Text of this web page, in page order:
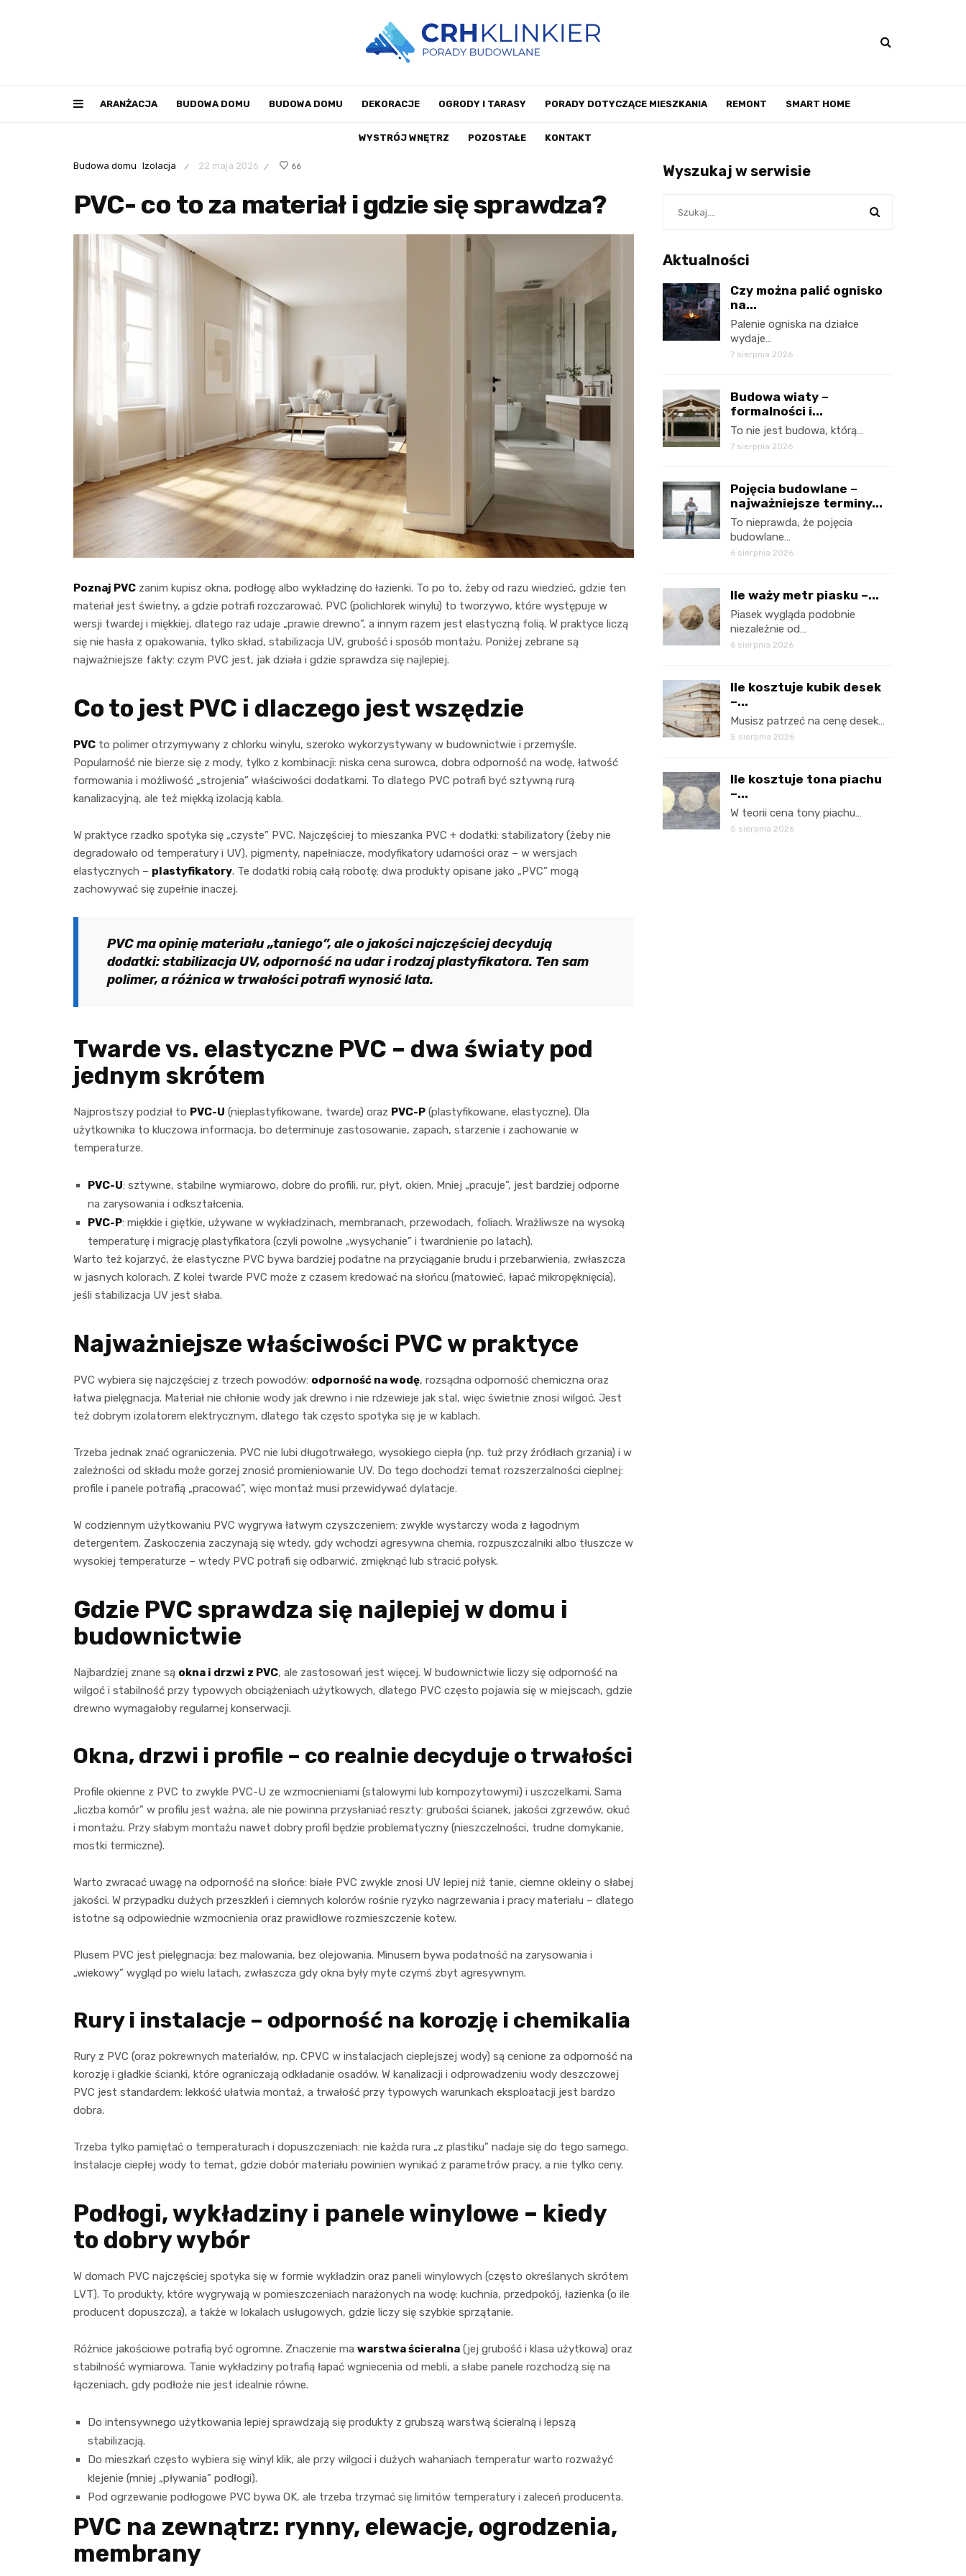
ARANŻACJA BUDOWA DOMU BUDOWA DOMU DEKORACJE OGRODY I TARASY PORADY DOTYCZĄCE MIESZKANIA REMONT SMART HOME
WYSTRÓJ WNĘTRZ POZOSTAŁE KONTAKT
Budowa domu Izolacja / 22 maja 2026 / 66
PVC- co to za materiał i gdzie się sprawdza?
Poznaj PVC zanim kupisz okna, podłogę albo wykładzinę do łazienki. To po to, żeby od razu wiedzieć, gdzie ten
materiał jest świetny, a gdzie potrafi rozczarować. PVC (polichlorek winylu) to tworzywo, które występuje w
wersji twardej i miękkiej, dlatego raz udaje „prawie drewno”, a innym razem jest elastyczną folią. W praktyce liczą
się nie hasła z opakowania, tylko skład, stabilizacja UV, grubość i sposób montażu. Poniżej zebrane są
najważniejsze fakty: czym PVC jest, jak działa i gdzie sprawdza się najlepiej.
Co to jest PVC i dlaczego jest wszędzie
PVC to polimer otrzymywany z chlorku winylu, szeroko wykorzystywany w budownictwie i przemyśle.
Popularność nie bierze się z mody, tylko z kombinacji: niska cena surowca, dobra odporność na wodę, łatwość
formowania i możliwość „strojenia” właściwości dodatkami. To dlatego PVC potrafi być sztywną rurą
kanalizacyjną, ale też miękką izolacją kabla.
W praktyce rzadko spotyka się „czyste” PVC. Najczęściej to mieszanka PVC + dodatki: stabilizatory (żeby nie
degradowało od temperatury i UV), pigmenty, napełniacze, modyfikatory udarności oraz – w wersjach
elastycznych – plastyfikatory. Te dodatki robią całą robotę: dwa produkty opisane jako „PVC” mogą
zachowywać się zupełnie inaczej.
PVC ma opinię materiału „taniego”, ale o jakości najczęściej decydują
dodatki: stabilizacja UV, odporność na udar i rodzaj plastyfikatora. Ten sam
polimer, a różnica w trwałości potrafi wynosić lata.
Twarde vs. elastyczne PVC – dwa światy pod
jednym skrótem
Najprostszy podział to PVC-U (nieplastyfikowane, twarde) oraz PVC-P (plastyfikowane, elastyczne). Dla
użytkownika to kluczowa informacja, bo determinuje zastosowanie, zapach, starzenie i zachowanie w
temperaturze.
PVC-U: sztywne, stabilne wymiarowo, dobre do profili, rur, płyt, okien. Mniej „pracuje”, jest bardziej odporne
na zarysowania i odkształcenia.
PVC-P: miękkie i giętkie, używane w wykładzinach, membranach, przewodach, foliach. Wrażliwsze na wysoką
temperaturę i migrację plastyfikatora (czyli powolne „wysychanie” i twardnienie po latach).
Warto też kojarzyć, że elastyczne PVC bywa bardziej podatne na przyciąganie brudu i przebarwienia, zwłaszcza
w jasnych kolorach. Z kolei twarde PVC może z czasem kredować na słońcu (matowieć, łapać mikropęknięcia),
jeśli stabilizacja UV jest słaba.
Najważniejsze właściwości PVC w praktyce
PVC wybiera się najczęściej z trzech powodów: odporność na wodę, rozsądna odporność chemiczna oraz
łatwa pielęgnacja. Materiał nie chłonie wody jak drewno i nie rdzewieje jak stal, więc świetnie znosi wilgoć. Jest
też dobrym izolatorem elektrycznym, dlatego tak często spotyka się je w kablach.
Trzeba jednak znać ograniczenia. PVC nie lubi długotrwałego, wysokiego ciepła (np. tuż przy źródłach grzania) i w
zależności od składu może gorzej znosić promieniowanie UV. Do tego dochodzi temat rozszerzalności cieplnej:
profile i panele potrafią „pracować”, więc montaż musi przewidywać dylatacje.
W codziennym użytkowaniu PVC wygrywa łatwym czyszczeniem: zwykle wystarczy woda z łagodnym
detergentem. Zaskoczenia zaczynają się wtedy, gdy wchodzi agresywna chemia, rozpuszczalniki albo tłuszcze w
wysokiej temperaturze – wtedy PVC potrafi się odbarwić, zmięknąć lub stracić połysk.
Gdzie PVC sprawdza się najlepiej w domu i
budownictwie
Najbardziej znane są okna i drzwi z PVC, ale zastosowań jest więcej. W budownictwie liczy się odporność na
wilgoć i stabilność przy typowych obciążeniach użytkowych, dlatego PVC często pojawia się w miejscach, gdzie
drewno wymagałoby regularnej konserwacji.
Okna, drzwi i profile – co realnie decyduje o trwałości
Profile okienne z PVC to zwykle PVC-U ze wzmocnieniami (stalowymi lub kompozytowymi) i uszczelkami. Sama
„liczba komór” w profilu jest ważna, ale nie powinna przysłaniać reszty: grubości ścianek, jakości zgrzewów, okuć
i montażu. Przy słabym montażu nawet dobry profil będzie problematyczny (nieszczelności, trudne domykanie,
mostki termiczne).
Warto zwracać uwagę na odporność na słońce: białe PVC zwykle znosi UV lepiej niż tanie, ciemne okleiny o słabej
jakości. W przypadku dużych przeszkleń i ciemnych kolorów rośnie ryzyko nagrzewania i pracy materiału – dlatego
istotne są odpowiednie wzmocnienia oraz prawidłowe rozmieszczenie kotew.
Plusem PVC jest pielęgnacja: bez malowania, bez olejowania. Minusem bywa podatność na zarysowania i
„wiekowy” wygląd po wielu latach, zwłaszcza gdy okna były myte czymś zbyt agresywnym.
Rury i instalacje – odporność na korozję i chemikalia
Rury z PVC (oraz pokrewnych materiałów, np. CPVC w instalacjach cieplejszej wody) są cenione za odporność na
korozję i gładkie ścianki, które ograniczają odkładanie osadów. W kanalizacji i odprowadzeniu wody deszczowej
PVC jest standardem: lekkość ułatwia montaż, a trwałość przy typowych warunkach eksploatacji jest bardzo
dobra.
Trzeba tylko pamiętać o temperaturach i dopuszczeniach: nie każda rura „z plastiku” nadaje się do tego samego.
Instalacje ciepłej wody to temat, gdzie dobór materiału powinien wynikać z parametrów pracy, a nie tylko ceny.
Podłogi, wykładziny i panele winylowe – kiedy
to dobry wybór
W domach PVC najczęściej spotyka się w formie wykładzin oraz paneli winylowych (często określanych skrótem
LVT). To produkty, które wygrywają w pomieszczeniach narażonych na wodę: kuchnia, przedpokój, łazienka (o ile
producent dopuszcza), a także w lokalach usługowych, gdzie liczy się szybkie sprzątanie.
Różnice jakościowe potrafią być ogromne. Znaczenie ma warstwa ścieralna (jej grubość i klasa użytkowa) oraz
stabilność wymiarowa. Tanie wykładziny potrafią łapać wgniecenia od mebli, a słabe panele rozchodzą się na
łączeniach, gdy podłoże nie jest idealnie równe.
Do intensywnego użytkowania lepiej sprawdzają się produkty z grubszą warstwą ścieralną i lepszą
stabilizacją.
Do mieszkań często wybiera się winyl klik, ale przy wilgoci i dużych wahaniach temperatur warto rozważyć
klejenie (mniej „pływania” podłogi).
Pod ogrzewanie podłogowe PVC bywa OK, ale trzeba trzymać się limitów temperatury i zaleceń producenta.
PVC na zewnątrz: rynny, elewacje, ogrodzenia,
membrany
Wyszukaj w serwisie
Aktualności
Czy można palić ognisko
na...
Palenie ogniska na działce
wydaje…
7 sierpnia 2026
Budowa wiaty –
formalności i...
To nie jest budowa, którą…
7 sierpnia 2026
Pojęcia budowlane –
najważniejsze terminy...
To nieprawda, że pojęcia
budowlane…
6 sierpnia 2026
Ile waży metr piasku –...
Piasek wygląda podobnie
niezależnie od…
6 sierpnia 2026
Ile kosztuje kubik desek
–...
Musisz patrzeć na cenę desek…
5 sierpnia 2026
Ile kosztuje tona piachu
–...
W teorii cena tony piachu…
5 sierpnia 2026